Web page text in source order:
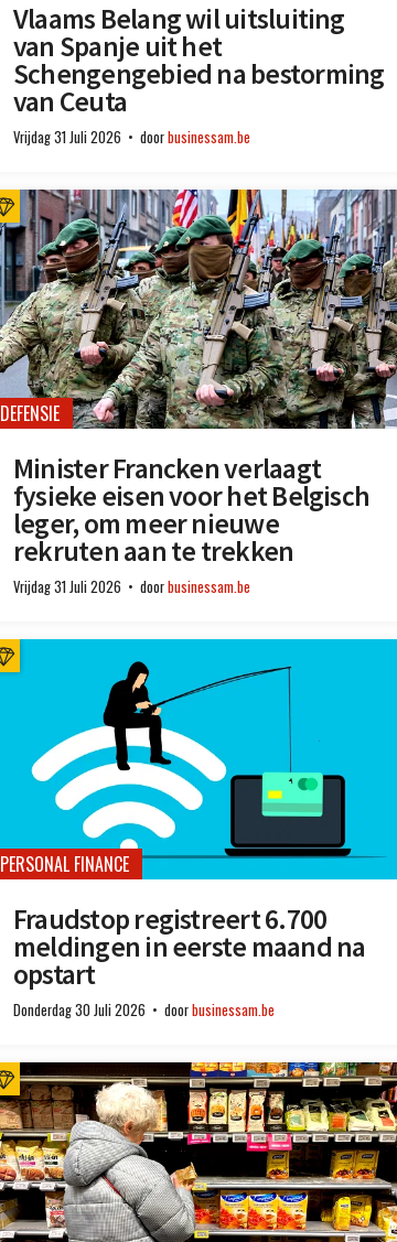
Vlaams Belang wil uitsluiting
van Spanje uit het
Schengengebied na bestorming
van Ceuta
Vrijdag 31 Juli 2026 doorbusinessam.be
DEFENSIE
Minister Francken verlaagt
fysieke eisen voor het Belgisch
leger, om meer nieuwe
rekruten aan te trekken
Vrijdag 31 Juli 2026 doorbusinessam.be
PERSONAL FINANCE
Fraudstop registreert 6.700
meldingen in eerste maand na
opstart
Donderdag 30 Juli 2026 doorbusinessam.be